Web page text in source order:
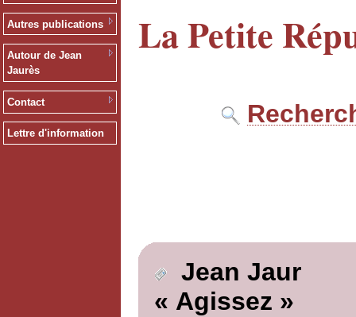
Autres publications
Autour de Jean
Jaurès
Contact
Lettre d'information
La Petite
Jean Jaur
« Agissez »